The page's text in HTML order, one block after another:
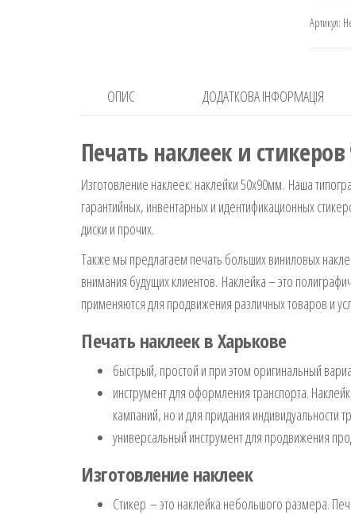
Артикул:
ОПИС ДОДАТКОВА ІНФОРМАЦІЯ
Печать наклеек и
Изготовление наклеек: наклейки 50х90мм. Наша
гарантийных, инвентарных и идентификационных
диски и прочих.
Также мы предлагаем печать больших виниловых
внимания будущих клиентов. Наклейка – это
применяются для продвижения различных товаров и
Печать наклеек в Харькове
быстрый, простой и при этом оригинальный
инструмент для оформления транспорта.
кампаний, но и для придания индивидуальности
универсальный инструмент для продвижения
Изготовление наклеек
Стикер – это наклейка небольшого размера.